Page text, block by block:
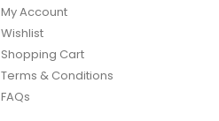
My Account
Wishlist
Shopping Cart
Terms & Conditions
FAQs